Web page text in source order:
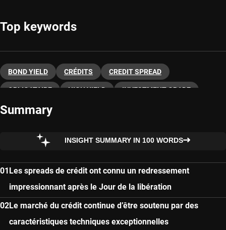
Top keywords
BOND YIELD CRÉDITS CREDIT SPREAD
OBLIGATAIRE HIGH YIELD INVESTMENT GRADE
Summary
INSIGHT SUMMARY IN 100 WORDS
Les spreads de crédit ont connu un redressement
impressionnant après le Jour de la libération
Le marché du crédit continue d’être soutenu par des
caractéristiques techniques exceptionnelles